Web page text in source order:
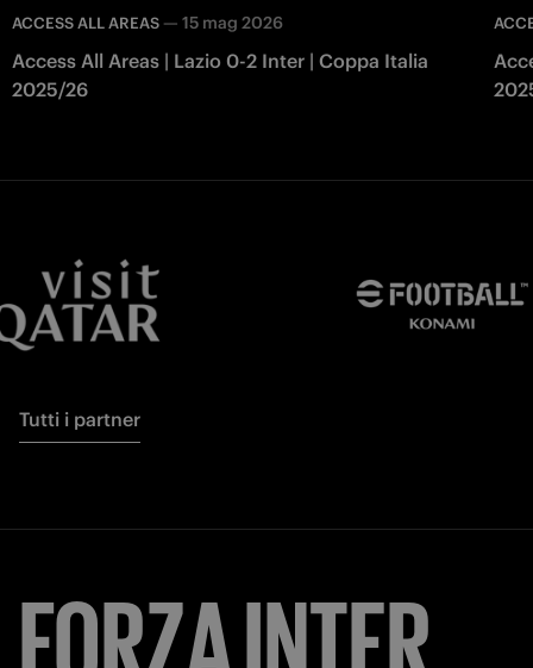
ACCESS ALL AREAS — 15 mag 2026
Access All Areas | Lazio 0-2 Inter | Coppa Italia
2025/26
Tutti i partner
FORZAINTER